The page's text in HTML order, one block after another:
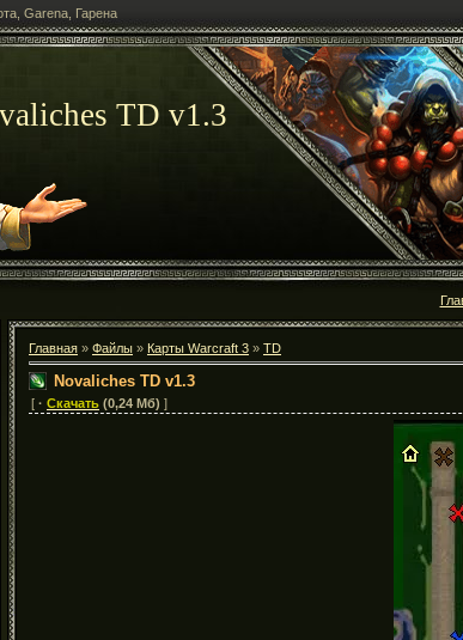
Garena, Гарена
TD v1.3
Главная » Файлы » Карты Warcraft 3 » TD
Novaliches TD v1.3
[ · Скачать (0,24 Мб) ]